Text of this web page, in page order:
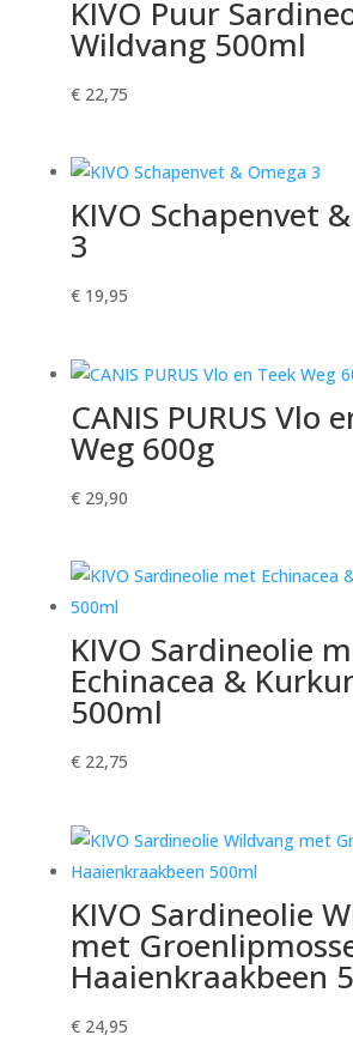
KIVO Puur
Wildvang 500ml
€22,75
KIVO Schapenvet
3
€19,95
CANIS PURUS Vlo
Weg 600g
€29,90
KIVO Sardineolie
Echinacea &
500ml
€22,75
KIVO Sardineolie
met
Haaienkraakbeen
€24,95